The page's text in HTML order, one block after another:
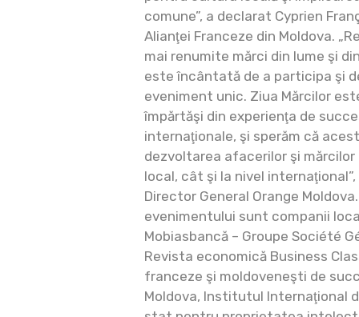
comune”, a declarat Cyprien
Alianţei Franceze din Moldova.
mai renumite mărci din lume şi
este încântată de a participa şi
eveniment unic. Ziua Mărcilor
împărtăşi din experienţa de
internaţionale, şi sperăm că
dezvoltarea afacerilor şi
local, cât şi la nivel
Director General Orange
evenimentului sunt companii
Mobiasbancă – Groupe Société
Revista economică Business
franceze şi moldoveneşti de
Moldova, Institutul Internaţional